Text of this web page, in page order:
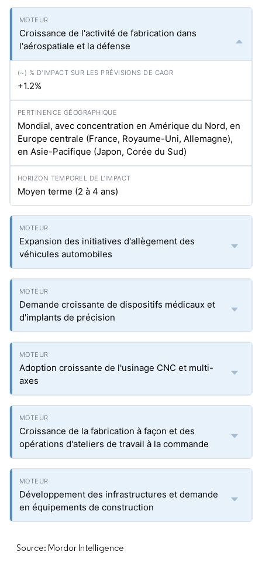
Croissance de l'activité de fabrication dans
l'aérospatiale et la défense
+1.2%
Mondial, avec concentration en Amérique du Nord, en
Europe centrale (France, Royaume-Uni, Allemagne),
en Asie-Pacifique (Japon, Corée du Sud)
Moyen terme (2 à 4 ans)
Expansion des initiatives d'allègement des
véhicules automobiles
Demande croissante de dispositifs médicaux et
d'implants de précision
Adoption croissante de l'usinage CNC et multi-
axes
Croissance de la fabrication à façon et des
opérations d'ateliers de travail à la commande
Développement des infrastructures et demande
en équipements de construction
Source: Mordor Intelligence